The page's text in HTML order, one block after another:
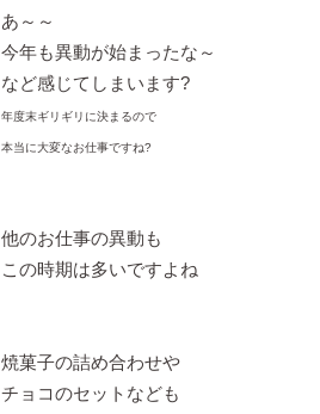
あ～～
今年も異動が始まったな～
など感じてしまいます?
年度末ギリギリに決まるので
本当に大変なお仕事ですね?
他のお仕事の異動も
この時期は多いですよね
焼菓子の詰め合わせや
チョコのセットなども